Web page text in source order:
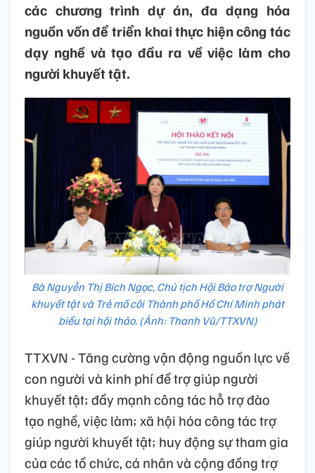
các chương trình dự án, đa dạng hóa
nguồn vốn để triển khai thực hiện công tác
dạy nghề và tạo đầu ra về việc làm cho
người khuyết tật.
Bà Nguyễn Thị Bích Ngọc, Chủ tịch Hội Bảo trợ Người
khuyết tật và Trẻ mồ côi Thành phố Hồ Chí Minh phát
biểu tại hội thảo. (Ảnh: Thanh Vũ/TTXVN)
TTXVN - Tăng cường vận động nguồn lực về
con người và kinh phí để trợ giúp người
khuyết tật; đẩy mạnh công tác hỗ trợ đào
tạo nghề, việc làm; xã hội hóa công tác trợ
giúp người khuyết tật; huy động sự tham gia
của các tổ chức, cá nhân và cộng đồng trợ